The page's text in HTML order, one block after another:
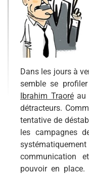
Dans les jours à
semble se
Ibrahim Traoréau
détracteurs.
tentative de
les campagnes
communication
pouvoir en place.